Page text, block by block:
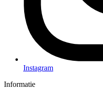
Instagram
Informatie